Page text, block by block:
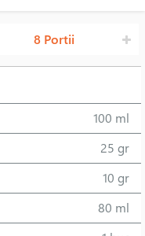
8 Portii
100 ml
25 gr
10 gr
80 ml